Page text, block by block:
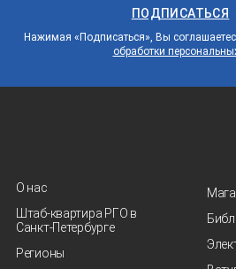
ПОДПИСАТЬСЯ
Нажимая «Подписаться», Вы
обработки
О нас
Штаб-квартира РГО в
Санкт‑Петербурге
Регионы